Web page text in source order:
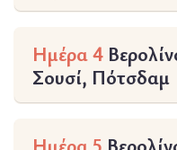
Ημέρα 4
Σουσί, Πότσδαμ